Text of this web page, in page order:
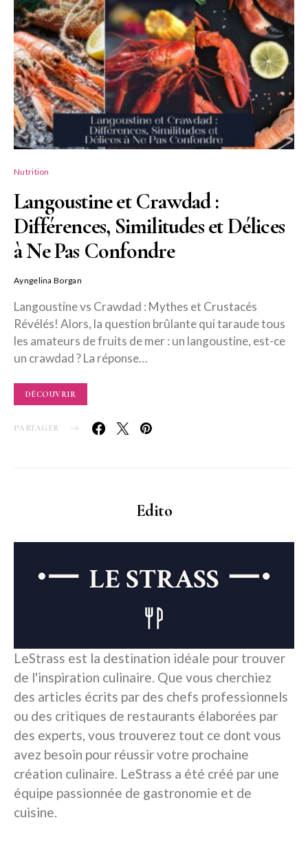
Nutrition
Langoustine et Crawdad :
Différences, Similitudes et Délices
à Ne Pas Confondre
Ayngelina Borgan
Langoustine vs Crawdad : Mythes et Crustacés
Révélés! Alors, la question brûlante qui taraude tous
les amateurs de fruits de mer : un langoustine, est-ce
un crawdad ? La réponse…
DÉCOUVRIR
PARTAGER
Edito
LeStrass est la destination idéale pour trouver
de l'inspiration culinaire. Que vous cherchiez
des articles écrits par des chefs professionnels
ou des critiques de restaurants élaborées par
des experts, vous trouverez tout ce dont vous
avez besoin pour réussir votre prochaine
création culinaire. LeStrass a été créé par une
équipe passionnée de gastronomie et de
cuisine.